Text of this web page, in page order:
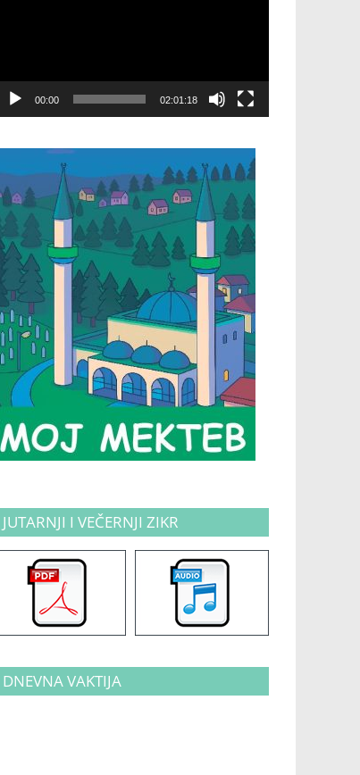
00:00 02:01:18
JUTARNJI I VEČERNJI ZIKR
DNEVNA VAKTIJA